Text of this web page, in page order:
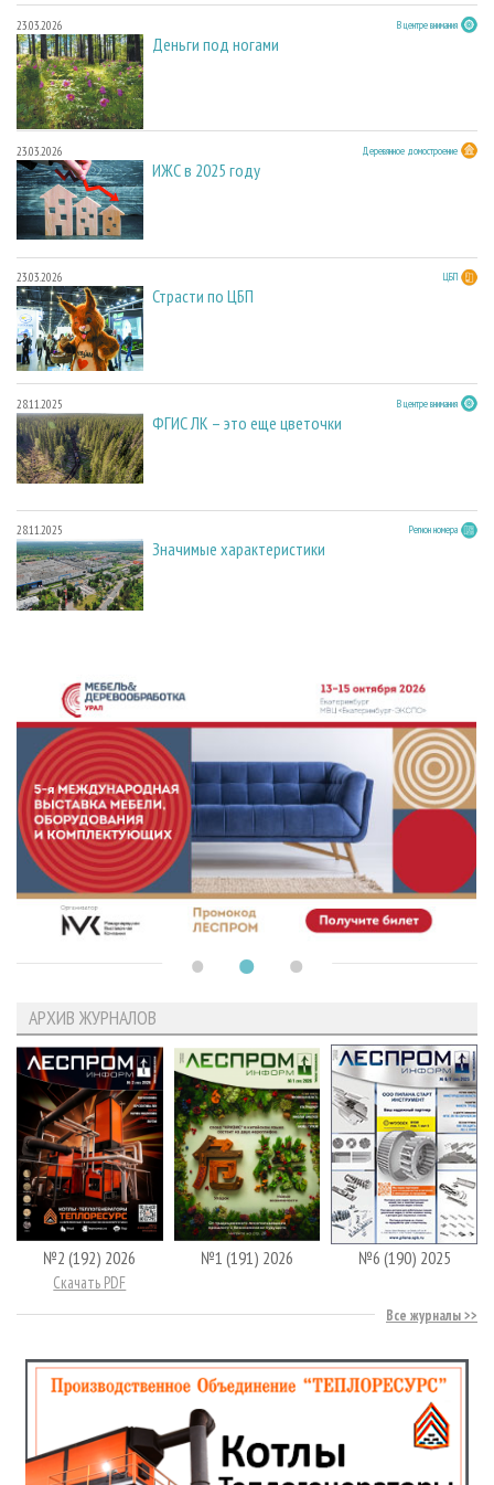
23.03.2026 В центре внимания
Деньги под ногами
23.03.2026 Деревянное домостроение
ИЖС в 2025 году
23.03.2026 ЦБП
Страсти по ЦБП
28.11.2025 В центре внимания
ФГИС ЛК – это еще цветочки
28.11.2025 Регион номера
Значимые характеристики
АРХИВ ЖУРНАЛОВ
№2 (192) 2026
Скачать PDF
№1 (191) 2026 №6 (190) 2025
Все журналы